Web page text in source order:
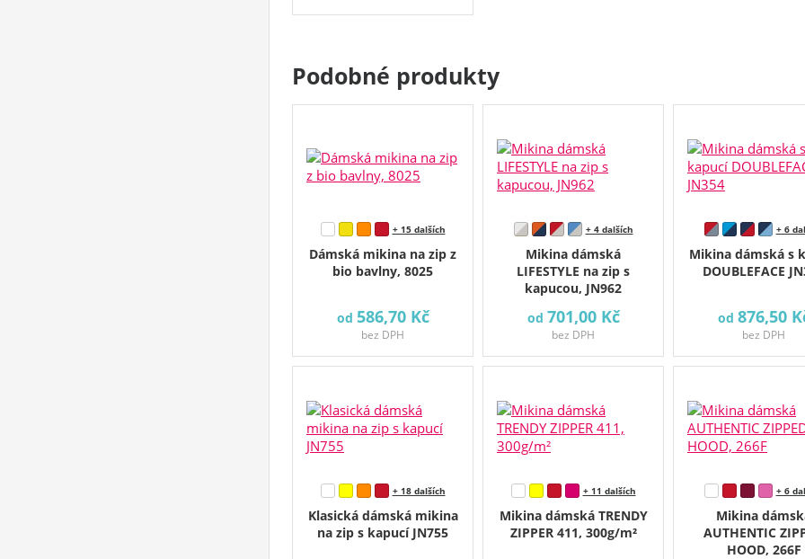
Podobné produkty
Dámská mikina na zip z
bio bavlny, 8025
+ 15 dalších
od 586,70 Kč
bez DPH
Mikina dámská
LIFESTYLE na zip s
kapucou, JN962
+ 4 dalších
od 701,00 Kč
bez DPH
Mikina dámská s
DOUBLEFACE
+ 6
od 876,50
bez DPH
Klasická dámská mikina
na zip s kapucí JN755
+ 18 dalších
Mikina dámská TRENDY
ZIPPER 411, 300g/m²
+ 11 dalších
Mikina
AUTHENTIC
HOOD, 266F
+ 6